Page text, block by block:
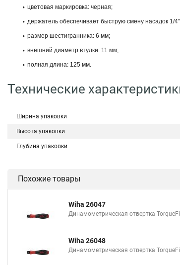
цветовая маркировка: черная;
держатель обеспечивает быструю смену насадок 1/
размер шестигранника: 6 мм;
внешний диаметр втулки: 11 мм;
полная длина: 125 мм.
Технические
Ширина упаковки
Высота упаковки
Глубина упаковки
Похожие товары
Wiha 26047
Динамометрическая отвертка
Wiha 26048
Динамометрическая отвертка